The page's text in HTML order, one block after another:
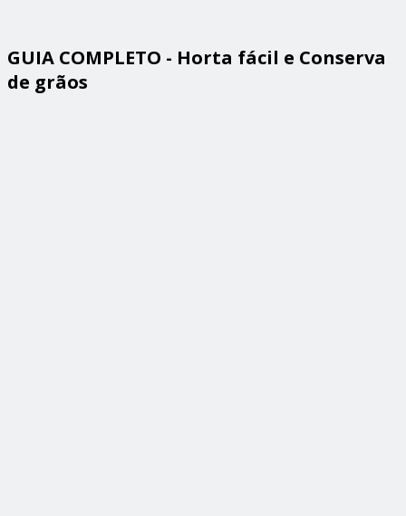
GUIA COMPLETO - Horta fácil e Conserva
de grãos